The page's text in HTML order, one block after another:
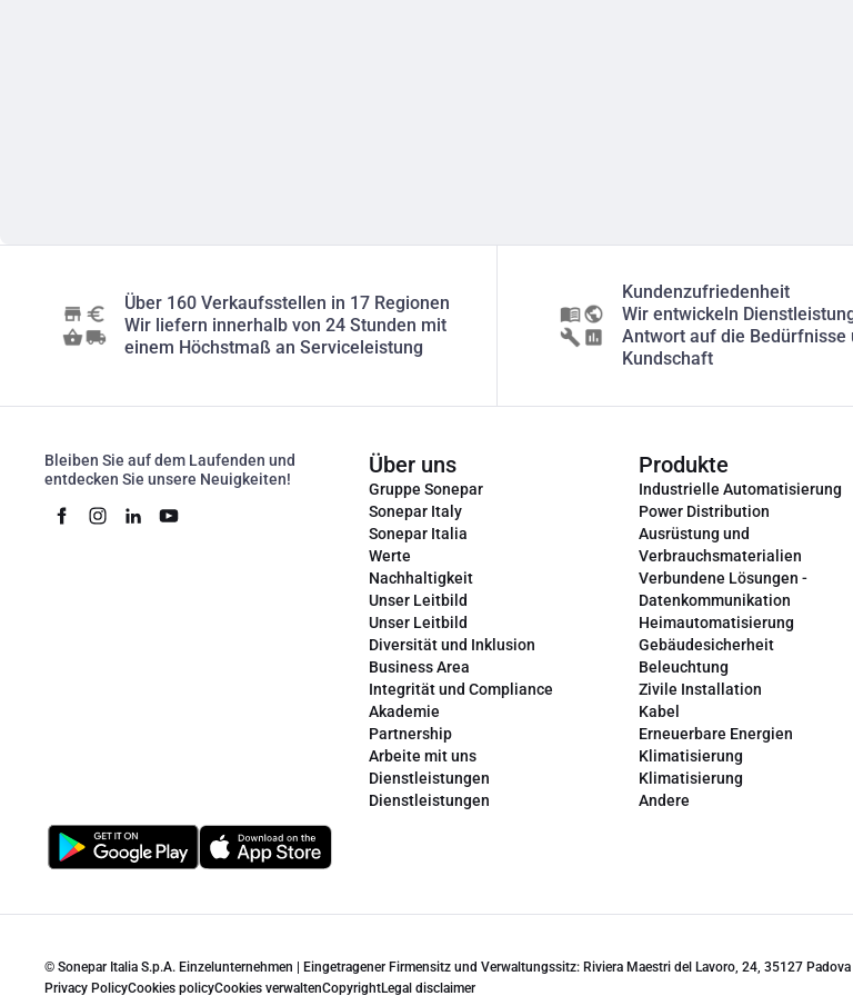
Über 160 Verkaufsstellen in 17 Regionen
Wir liefern innerhalb von 24 Stunden mit
einem Höchstmaß an Serviceleistung
Kundenzufriedenheit
Wir entwickeln
Antwort auf die Bedürfnisse
Kundschaft
Bleiben Sie auf dem Laufenden und
entdecken Sie unsere Neuigkeiten!
Über uns
Gruppe Sonepar
Sonepar Italy
Sonepar Italia
Werte
Nachhaltigkeit
Unser Leitbild
Unser Leitbild
Diversität und Inklusion
Business Area
Integrität und Compliance
Akademie
Partnership
Arbeite mit uns
Dienstleistungen
Dienstleistungen
Produkte
Industrielle Automatisierung
Power Distribution
Ausrüstung und
Verbrauchsmaterialien
Verbundene Lösungen -
Datenkommunikation
Heimautomatisierung
Gebäudesicherheit
Beleuchtung
Zivile Installation
Kabel
Erneuerbare Energien
Klimatisierung
Klimatisierung
Andere
© Sonepar Italia S.p.A. Einzelunternehmen | Eingetragener Firmensitz und Verwaltungssitz: Riviera Maestri del Lavoro, 24, 35127
Privacy PolicyCookies policyCookies verwaltenCopyrightLegal disclaimer